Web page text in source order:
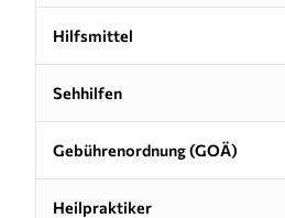
Hilfsmittel
Sehhilfen
Gebührenordnung (GOÄ)
Heilpraktiker